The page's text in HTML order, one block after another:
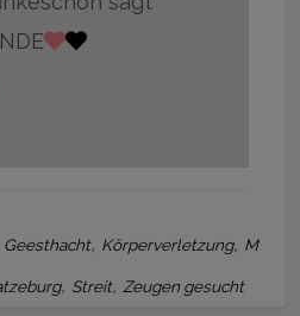
Geesthacht, Körperverletzung, M
, Streit, Zeugen gesucht